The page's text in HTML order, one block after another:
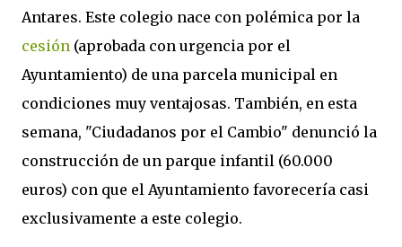
Antares. Este colegio nace con polémica por la
cesión (aprobada con urgencia por el
Ayuntamiento) de una parcela municipal en
condiciones muy ventajosas. También, en esta
semana, "Ciudadanos por el Cambio" denunció la
construcción de un parque infantil (60.000
euros) con que el Ayuntamiento favorecería casi
exclusivamente a este colegio.